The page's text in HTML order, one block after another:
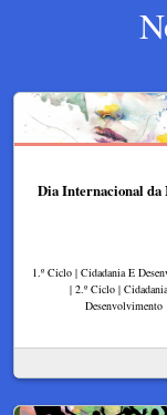
Dia Internacional
1.º Ciclo | Cidadania E
| 2.º Ciclo |
Desenvolvimento